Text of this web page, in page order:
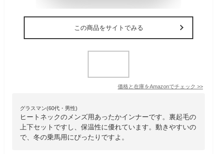
この商品をサイトでみる
価格と在庫をAmazonでチェック >>
グラスマン(60代・男性)
ヒートネックのメンズ用あったかインナーです。裏起毛の
上下セットですし、保温性に優れています。動きやすいの
で、冬の乗馬用にぴったりですよ。